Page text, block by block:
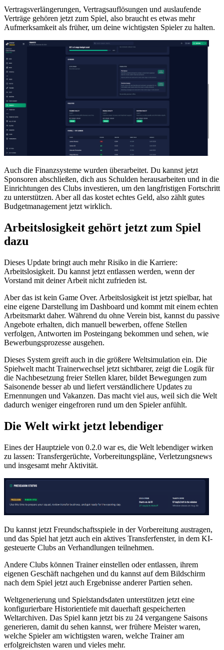
Vertragsverlängerungen, Vertragsauflösungen und auslaufende
Verträge gehören jetzt zum Spiel, also braucht es etwas mehr
Aufmerksamkeit als früher, um deine wichtigsten Spieler zu halten.
Auch die Finanzsysteme wurden überarbeitet. Du kannst jetzt
Sponsoren abschließen, dich aus Schulden herausarbeiten und in die
Einrichtungen des Clubs investieren, um den langfristigen Fortschritt
zu unterstützen. Aber all das kostet echtes Geld, also zählt gutes
Budgetmanagement jetzt wirklich.
Arbeitslosigkeit gehört jetzt zum Spiel
dazu
Dieses Update bringt auch mehr Risiko in die Karriere:
Arbeitslosigkeit. Du kannst jetzt entlassen werden, wenn der
Vorstand mit deiner Arbeit nicht zufrieden ist.
Aber das ist kein Game Over. Arbeitslosigkeit ist jetzt spielbar, hat
eine eigene Darstellung im Dashboard und kommt mit einem echten
Arbeitsmarkt daher. Während du ohne Verein bist, kannst du passive
Angebote erhalten, dich manuell bewerben, offene Stellen
verfolgen, Antworten im Posteingang bekommen und sehen, wie
Bewerbungsprozesse ausgehen.
Dieses System greift auch in die größere Weltsimulation ein. Die
Spielwelt macht Trainerwechsel jetzt sichtbarer, zeigt die Logik für
die Nachbesetzung freier Stellen klarer, bildet Bewegungen zum
Saisonende besser ab und liefert verständlichere Updates zu
Ernennungen und Vakanzen. Das macht viel aus, weil sich die Welt
dadurch weniger eingefroren rund um den Spieler anfühlt.
Die Welt wirkt jetzt lebendiger
Eines der Hauptziele von 0.2.0 war es, die Welt lebendiger wirken
zu lassen: Transfergerüchte, Vorbereitungspläne, Verletzungsnews
und insgesamt mehr Aktivität.
Du kannst jetzt Freundschaftsspiele in der Vorbereitung austragen,
und das Spiel hat jetzt auch ein aktives Transferfenster, in dem KI-
gesteuerte Clubs an Verhandlungen teilnehmen.
Andere Clubs können Trainer einstellen oder entlassen, ihrem
eigenen Geschäft nachgehen und du kannst auf dem Bildschirm
nach dem Spiel jetzt auch Ergebnisse anderer Partien sehen.
Weltgenerierung und Spielstandsdaten unterstützen jetzt eine
konfigurierbare Historientiefe mit dauerhaft gespeicherten
Weltarchiven. Das Spiel kann jetzt bis zu 24 vergangene Saisons
generieren, damit du sehen kannst, wer frühere Meister waren,
welche Spieler am wichtigsten waren, welche Trainer am
erfolgreichsten waren und vieles mehr.